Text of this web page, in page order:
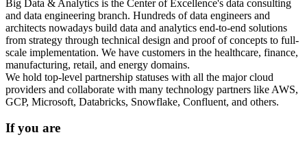
Big Data & Analytics is the Center of Excellence's data consulting
and data engineering branch. Hundreds of data engineers and
architects nowadays build data and analytics end-to-end solutions
from strategy through technical design and proof of concepts to full-
scale implementation. We have customers in the healthcare, finance,
manufacturing, retail, and energy domains.
We hold top-level partnership statuses with all the major cloud
providers and collaborate with many technology partners like AWS,
GCP, Microsoft, Databricks, Snowflake, Confluent, and others.
If you are